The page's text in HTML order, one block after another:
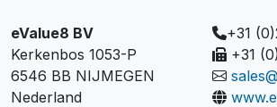
eValue8 BV
Kerkenbos 1053-P
6546 BB NIJMEGEN
Nederland
+31
+31